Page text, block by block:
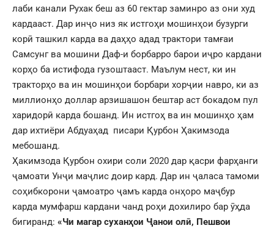
лаби канали Рухак беш аз 60 гектар заминро аз они худ
кардааст. Дар инҷо низ як истгоҳи мошинҳои бузурги
корӣ ташкил карда ва даҳҳо адад трактори тамғаи
Самсунг ва мошини Даф-и борбарро барои иҷро кардани
корҳо ба истифода гузоштааст. Маълум нест, ки ин
тракторҳо ва ин мошинҳои борбари хорҷии навро, ки аз
миллионҳо доллар арзишашон бештар аст бокадом пул
харидорӣ карда бошанд. Ин истгоҳ ва ин мошинҳо ҳам
дар ихтиёри Абдуаҳад писари Қурбон Ҳакимзода
мебошанд.
Ҳакимзода Қурбон охири соли 2020 дар қасри фарҳанги
ҷамоати Унҷи маҷлис доир кард. Дар ин ҷаласа тамоми
соҳибкорони ҷамоатро ҷамъ карда онҳоро маҷбур
карда мумфарш кардани чанд роҳи дохилиро бар ӯҳда
бигиранд: «Чи магар суханҳои Ҷанои олӣ, Пешвои